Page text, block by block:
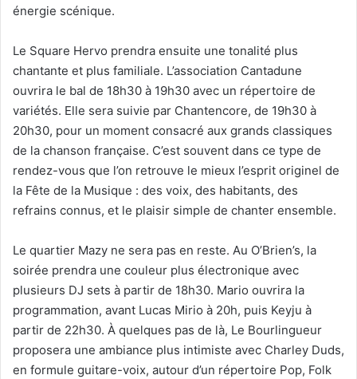
énergie scénique.
Le Square Hervo prendra ensuite une tonalité plus
chantante et plus familiale. L’association Cantadune
ouvrira le bal de 18h30 à 19h30 avec un répertoire de
variétés. Elle sera suivie par Chantencore, de 19h30 à
20h30, pour un moment consacré aux grands classiques
de la chanson française. C’est souvent dans ce type de
rendez-vous que l’on retrouve le mieux l’esprit originel de
la Fête de la Musique : des voix, des habitants, des
refrains connus, et le plaisir simple de chanter ensemble.
Le quartier Mazy ne sera pas en reste. Au O’Brien’s, la
soirée prendra une couleur plus électronique avec
plusieurs DJ sets à partir de 18h30. Mario ouvrira la
programmation, avant Lucas Mirio à 20h, puis Keyju à
partir de 22h30. À quelques pas de là, Le Bourlingueur
proposera une ambiance plus intimiste avec Charley Duds,
en formule guitare-voix, autour d’un répertoire Pop, Folk